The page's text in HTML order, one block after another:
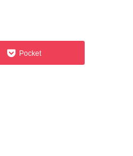
Pocket